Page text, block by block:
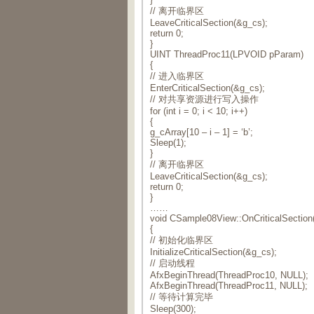
// 离开临界区
LeaveCriticalSection(&g_cs);
return 0;
}
UINT ThreadProc11(LPVOID pParam)
{
// 进入临界区
EnterCriticalSection(&g_cs);
// 对共享资源进行写入操作
for (int i = 0; i < 10; i++)
{
g_cArray[10 – i – 1] = ‘b’;
Sleep(1);
}
// 离开临界区
LeaveCriticalSection(&g_cs);
return 0;
}
……
void
{
// 初始化临界区
InitializeCriticalSection(&g_cs);
// 启动线程
AfxBeginThread(ThreadProc10, NULL);
AfxBeginThread(ThreadProc11, NULL);
// 等待计算完毕
Sleep(300);